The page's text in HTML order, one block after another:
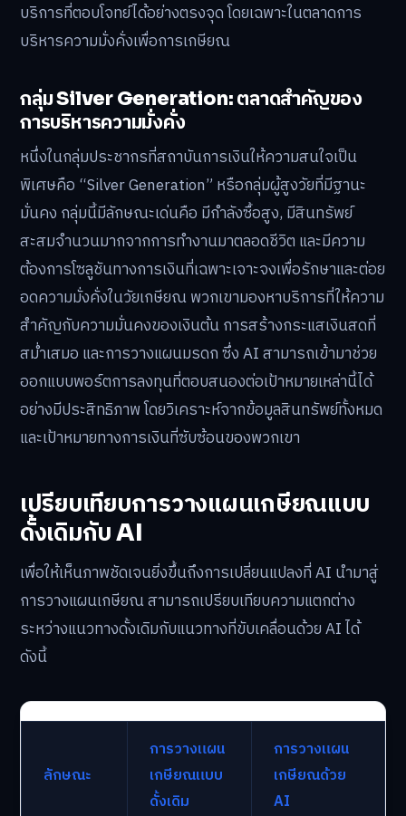
บริการที่ตอบโจทย์ได้อย่างตรงจุด โดยเฉพาะในตลาดการ
บริหารความมั่งคั่งเพื่อการเกษียณ
กลุ่ม Silver Generation: ตลาดสำคัญของ
การบริหารความมั่งคั่ง
หนึ่งในกลุ่มประชากรที่สถาบันการเงินให้ความสนใจเป็น
พิเศษคือ “Silver Generation” หรือกลุ่มผู้สูงวัยที่มีฐานะ
มั่นคง กลุ่มนี้มีลักษณะเด่นคือ มีกำลังซื้อสูง, มีสินทรัพย์
สะสมจำนวนมากจากการทำงานมาตลอดชีวิต และมีความ
ต้องการโซลูชันทางการเงินที่เฉพาะเจาะจงเพื่อรักษาและต่อย
อดความมั่งคั่งในวัยเกษียณ พวกเขามองหาบริการที่ให้ความ
สำคัญกับความมั่นคงของเงินต้น การสร้างกระแสเงินสดที่
สม่ำเสมอ และการวางแผนมรดก ซึ่ง AI สามารถเข้ามาช่วย
ออกแบบพอร์ตการลงทุนที่ตอบสนองต่อเป้าหมายเหล่านี้ได้
อย่างมีประสิทธิภาพ โดยวิเคราะห์จากข้อมูลสินทรัพย์ทั้งหมด
และเป้าหมายทางการเงินที่ซับซ้อนของพวกเขา
เปรียบเทียบการวางแผนเกษียณแบบ
ดั้งเดิมกับ AI
เพื่อให้เห็นภาพชัดเจนยิ่งขึ้นถึงการเปลี่ยนแปลงที่ AI นำมาสู่
การวางแผนเกษียณ สามารถเปรียบเทียบความแตกต่าง
ระหว่างแนวทางดั้งเดิมกับแนวทางที่ขับเคลื่อนด้วย AI ได้
ดังนี้
ลักษณะ
การวางแผน
เกษียณแบบ
ดั้งเดิม
การวางแผน
เกษียณด้วย
AI